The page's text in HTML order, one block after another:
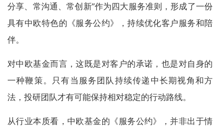
分享、常沟通、常创新”作为四大服务准则，形成了一份
具有中欧特色的《服务公约》，持续优化客户服务和陪
伴。
对中欧基金而言，这既是对客户的承诺，也是对自身的
一种鞭策。只有当服务团队持续传递中长期视角和方
法，投研团队才有可能保持相对稳定的行动路线。
从行业本质看，中欧基金的《服务公约》，并非出于情